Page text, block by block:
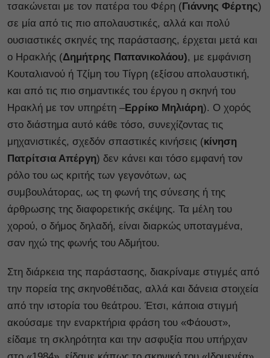
τσακώνεται με τον πατέρα του Φέρη (Γιάννης Φέρτης)
σε μία από τις πιο απολαυστικές, αλλά και πολύ
ουσιαστικές σκηνές της παράστασης, έρχεται μετά και
ο Ηρακλής (Δημήτρης Παπανικολάου), με εμφάνιση
Κουταλιανού ή Τζίμη του Τίγρη (εξίσου απολαυστική,
και από τις πιο σημαντικές του έργου η σκηνή του
Ηρακλή με τον υπηρέτη –Ερρίκο Μηλιάρη). Ο χορός
στο διάστημα αυτό κάθε τόσο, συνεχίζοντας τις
μηχανιστικές, σχεδόν σπαστικές κινήσεις (κίνηση
Πατρίτσια Απέργη) δεν κάνει και τόσο εμφανή τον
ρόλο του ως κριτής των γεγονότων, ως
συμβουλάτορας, ως τη φωνή της σύνεσης ή της
άρθρωσης της διαφορετικής σκέψης. Τα μέλη του
χορού, ο δήμος δηλαδή, είναι διαρκώς υποταγμένα,
σαν ηχώ της φωνής του Αδμήτου.
Στη διάρκεια της παράστασης, διακρίναμε στιγμές από
την πορεία της σκηνοθέτιδας, αλλά και δάνεια στοιχεία
από την ιστορία του θεάτρου. Έτσι, κάποια στιγμή
ακούσαμε την εναρκτήρια φράση του «Φάουστ»,
είδαμε τη σκληρότητα και την ασφυξία που υπήρχαν